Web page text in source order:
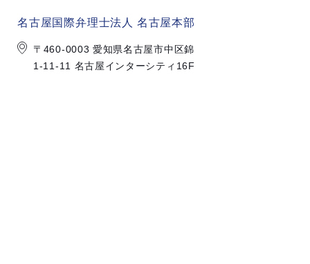
名古屋国際弁理士法人 名古屋本部
〒460-0003 愛知県名古屋市中区錦
1-11-11 名古屋インターシティ16F